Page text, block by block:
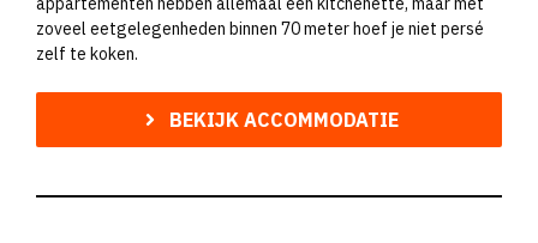
zoveel eetgelegenheden binnen 70 meter hoef je niet persé
zelf te koken.
BEKIJK ACCOMMODATIE